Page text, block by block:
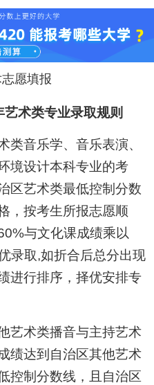
愿填报
术类专业录取规则
音乐学、音乐表演、
境设计本科专业的考
区艺术类最低控制分数
，按考生所报志愿顺
与文化课成绩乘以
录取,如折合后总分出现
进行排序，择优安排专
术类播音与主持艺术
绩达到自治区其他艺术
控制分数线，且自治区